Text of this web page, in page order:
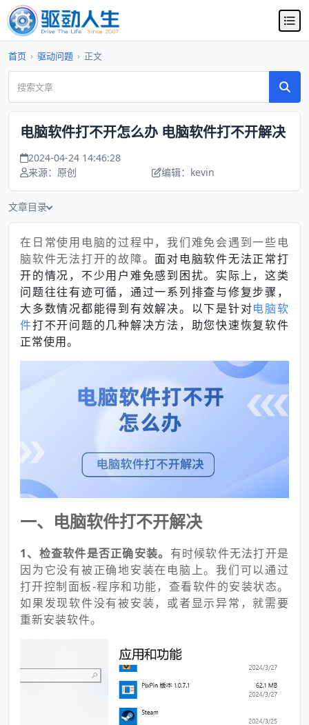
首页 › 驱动问题 › 正文
电脑软件打不开怎么办 电脑软件打不开解决
2024-04-24 14:46:28
来源：原创
编辑：kevin
文章目录
在日常使用电脑的过程中，我们难免会遇到一些电
脑软件无法打开的故障。 面对电脑软件无法正常打
开的情况，不少用户难免感到困扰。实际上，这类
问题往往有迹可循，通过一系列排查与修复步骤，
大多数情况都能得到有效解决。以下是针对电脑软
件打不开问题的几种解决方法，助您快速恢复软件
正常使用。
一、电脑软件打不开解决
1、检查软件是否正确安装。 有时候软件无法打开是
因为它没有被正确地安装在电脑上。我们可以通过
打开控制面板-程序和功能，查看软件的安装状态。
如果发现软件没有被安装，或者显示异常，就需要
重新安装软件。